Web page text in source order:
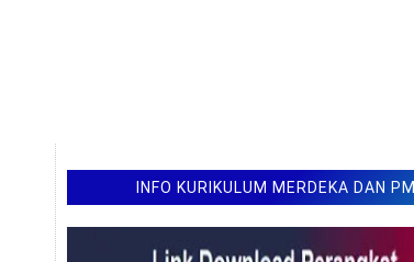
INFO KURIKULUM MERDEKA DAN PM